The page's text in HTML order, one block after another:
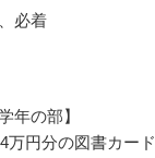
必着
年の部】
円分の図書カード